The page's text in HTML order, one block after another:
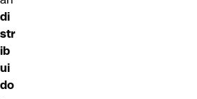
di
str
ib
ui
do